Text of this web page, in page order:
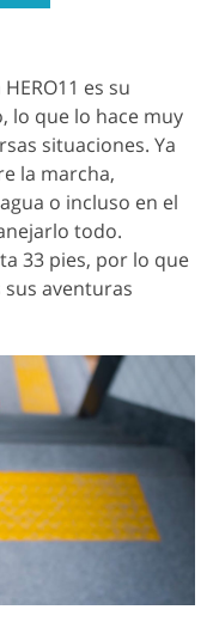
es su
lo que lo hace muy
situaciones. Ya
la marcha,
o incluso en el
todo.
33 pies, por lo que
aventuras